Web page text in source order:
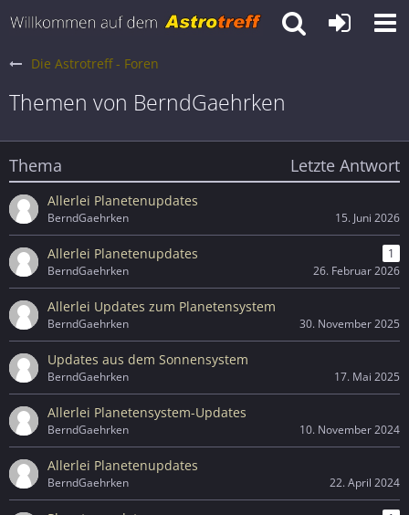
Die Astrotreff - Foren
Themen von BerndGaehrken
Thema Letzte Antwort
Allerlei Planetenupdates
BerndGaehrken 15. Juni 2026
Allerlei Planetenupdates
1
BerndGaehrken
26. Februar 2026
Allerlei Updates zum Planetensystem
BerndGaehrken 30. November 2025
Updates aus dem Sonnensystem
BerndGaehrken 17. Mai 2025
Allerlei Planetensystem-Updates
BerndGaehrken 10. November 2024
Allerlei Planetenupdates
BerndGaehrken 22. April 2024